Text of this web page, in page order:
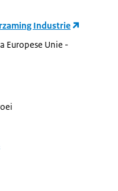
Industrie
Europese Unie -